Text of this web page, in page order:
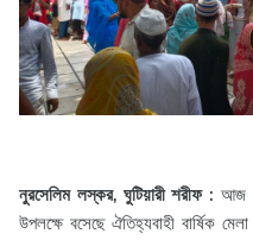
নুরসেলিম লস্কর, ঘুটিয়ারী শরীফ : আজ
উপলক্ষে বসেছে ঐতিহ্যবাহী বার্ষিক